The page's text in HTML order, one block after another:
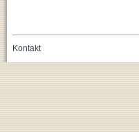
Kontakt